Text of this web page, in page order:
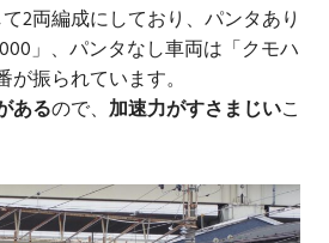
2両編成にしており、パンタあり
」、パンタなし車両は「クモハ
振られています。
あるので、 加速力がすさまじいこ